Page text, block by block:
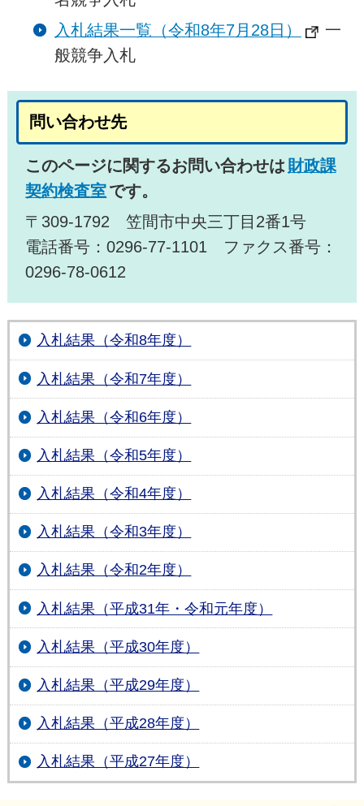
入札結果一覧（令和8年7月28日）
一
般競争入札
問い合わせ先
このページに関するお問い合わせは 財政課
契約検査室です。
〒309-1792 笠間市中央三丁目2番1号
電話番号：0296-77-1101 ファクス番号：
0296-78-0612
入札結果（令和8年度）
入札結果（令和7年度）
入札結果（令和6年度）
入札結果（令和5年度）
入札結果（令和4年度）
入札結果（令和3年度）
入札結果（令和2年度）
入札結果（平成31年・令和元年度）
入札結果（平成30年度）
入札結果（平成29年度）
入札結果（平成28年度）
入札結果（平成27年度）